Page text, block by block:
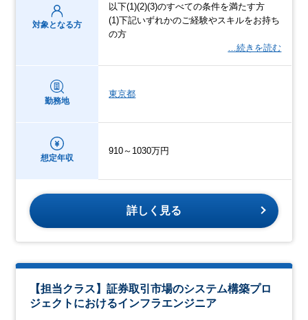
対象となる方
以下(1)(2)(3)のすべての条件を満たす方
(1)下記いずれかのご経験やスキルをお持ち
の方
…続きを読む
勤務地
東京都
想定年収
910～1030万円
詳しく見る
【担当クラス】証券取引市場のシステム構築プロ
ジェクトにおけるインフラエンジニア